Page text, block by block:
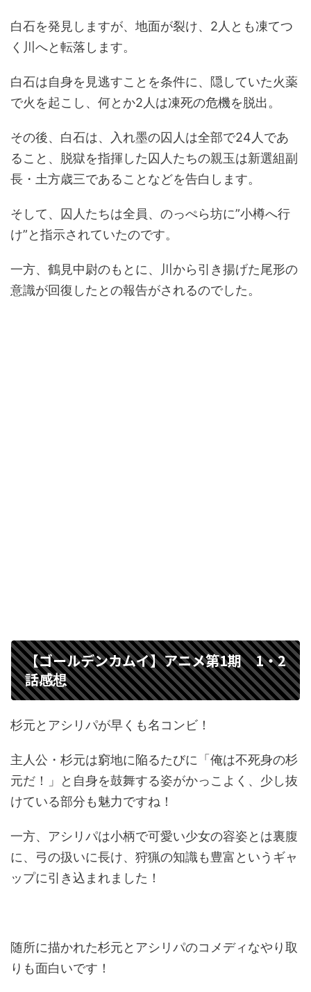
白石を発見しますが、地面が裂け、 2人とも凍てつ
く川へと転落します。
白石は自身を見逃すことを条件に、隠していた火薬
で火を起こし、何とか2人は凍死の危機を脱出。
その後、白石は、入れ墨の囚人は全部で24人であ
ること、脱獄を指揮した囚人たちの親玉は新選組副
長・土方歳三であることなどを告白します。
そして、囚人たちは全員、のっぺら坊に”小樽へ行
け”と指示されていたのです。
一方、鶴見中尉のもとに、川から引き揚げた尾形の
意識が回復したとの報告がされるのでした。
【ゴールデンカムイ】アニメ第1期 1・2
話感想
杉元とアシリパが早くも名コンビ！
主人公・杉元は窮地に陥るたびに「俺は不死身の杉
元だ！」と自身を鼓舞する姿がかっこよく、少し抜
けている部分も魅力ですね！
一方、アシリパは小柄で可愛い少女の容姿とは裏腹
に、弓の扱いに長け、狩猟の知識も豊富というギャ
ップに引き込まれました！
随所に描かれた杉元とアシリパのコメディなやり取
りも面白いです！